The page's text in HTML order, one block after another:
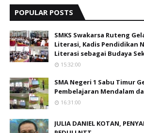
POPULAR POSTS
SMKS Swakarsa Ruteng
Literasi, Kadis Pendidikan
Literasi sebagai Budaya
15:32:00
SMA Negeri 1 Sabu Timur
Pembelajaran Mendalam
16:31:00
JULIA DANIEL KOTAN,